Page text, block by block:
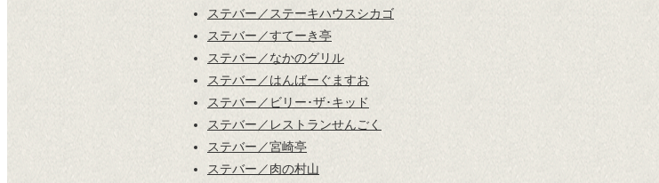
ステバー／ステーキハウスシカゴ
ステバー／すてーき亭
ステバー／なかのグリル
ステバー／はんばーぐますお
ステバー／ビリー･ザ･キッド
ステバー／レストランせんごく
ステバー／宮崎亭
ステバー／肉の村山